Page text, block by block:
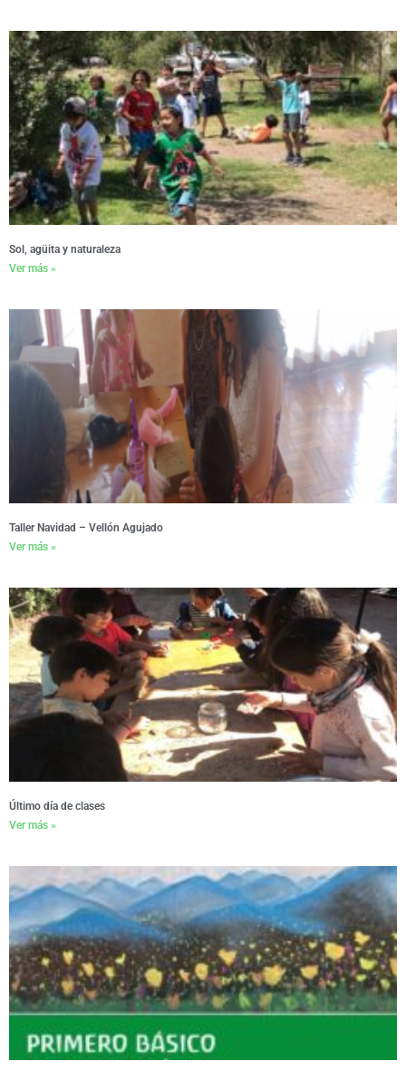
Sol, agüita y naturaleza
Ver más »
Taller Navidad – Vellón Agujado
Ver más »
Último día de clases
Ver más »